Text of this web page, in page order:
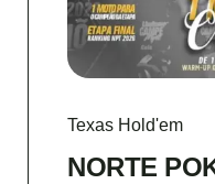
Texas Hold'em
NORTE